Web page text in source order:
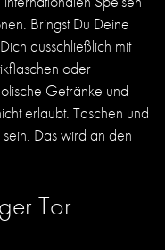
Bringst Du Deine
ausschließlich mit
oder
Getränke und
erlaubt. Taschen und
Das wird an den
Tor